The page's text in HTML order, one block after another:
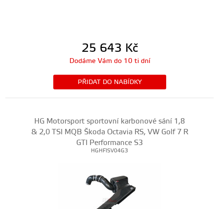
25 643 Kč
Dodáme Vám do 10 ti dní
PŘIDAT DO NABÍDKY
HG Motorsport sportovní karbonové sání 1,8
& 2,0 TSI MQB Škoda Octavia RS, VW Golf 7 R
GTI Performance S3
HGHFISV04G3